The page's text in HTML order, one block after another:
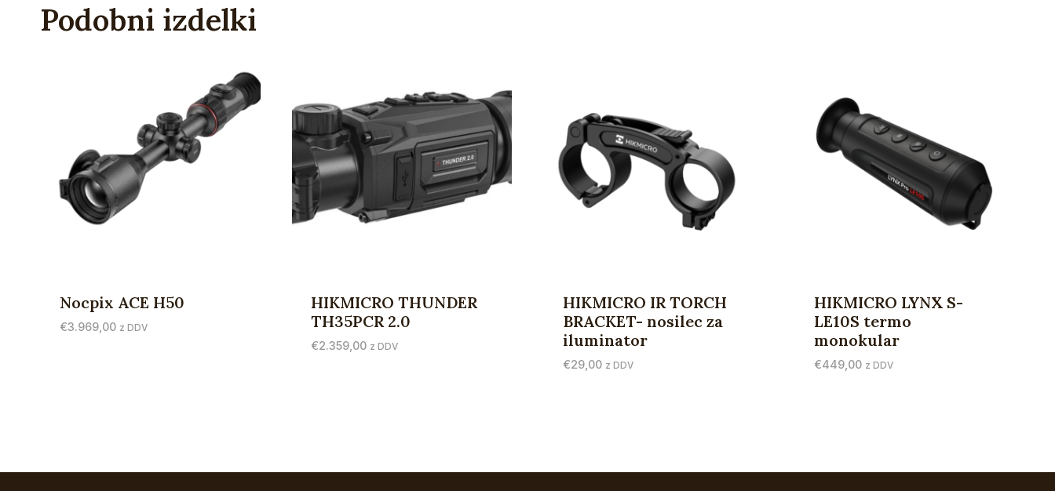
Podobni izdelki
Nocpix ACE H50
€3.969,00 z DDV
HIKMICRO THUNDER
TH35PCR 2.0
€2.359,00 z DDV
HIKMICRO IR TORCH
BRACKET- nosilec za
iluminator
€29,00 z DDV
HIKMICRO LYNX S-
LE10S termo
monokular
€449,00 z DDV